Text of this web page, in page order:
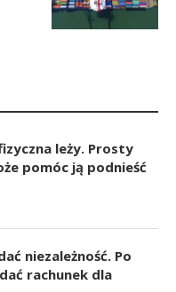
leży. Prosty
pomóc ją podnieść
niezależność. Po
rachunek dla